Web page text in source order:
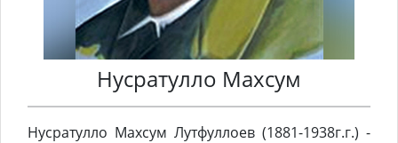
Нусратулло Махсум
Нусратулло Махсум Лутфуллоев (1881-1938г.г.) -